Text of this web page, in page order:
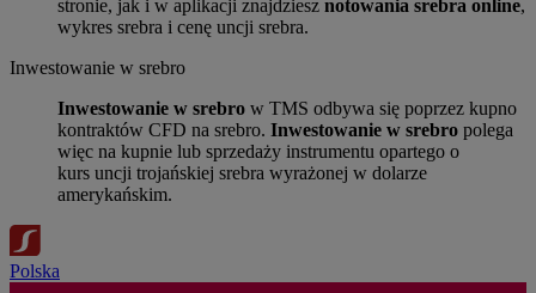
stronie, jak i w aplikacji znajdziesz notowania srebra online,
wykres srebra i cenę uncji srebra.
Inwestowanie w srebro
Inwestowanie w srebro w TMS odbywa się poprzez kupno
kontraktów CFD na srebro. Inwestowanie w srebro polega
więc na kupnie lub sprzedaży instrumentu opartego o
kurs uncji trojańskiej srebra wyrażonej w dolarze
amerykańskim.
Polska